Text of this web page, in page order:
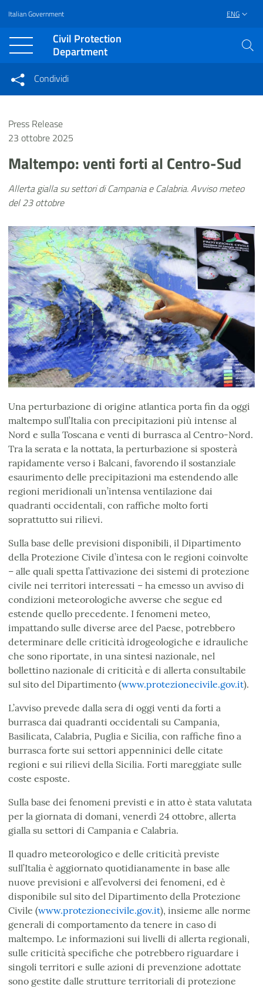
Vai al contenuto principale
Raggiungi il piè di pagina
Italian Government ENG
Civil Protection
Department
Condividi su Facebook
Condividi
Condividi sui social network
Press Release
23 ottobre 2025
Maltempo: venti forti al Centro-Sud
Allerta gialla su settori di Campania e Calabria. Avviso meteo
del 23 ottobre
Una perturbazione di origine atlantica porta fin da oggi
maltempo sull’Italia con precipitazioni più intense al
Nord e sulla Toscana e venti di burrasca al Centro-Nord.
Tra la serata e la nottata, la perturbazione si sposterà
rapidamente verso i Balcani, favorendo il sostanziale
esaurimento delle precipitazioni ma estendendo alle
regioni meridionali un’intensa ventilazione dai
quadranti occidentali, con raffiche molto forti
soprattutto sui rilievi.
Sulla base delle previsioni disponibili, il Dipartimento
della Protezione Civile d’intesa con le regioni coinvolte
– alle quali spetta l’attivazione dei sistemi di protezione
civile nei territori interessati – ha emesso un avviso di
condizioni meteorologiche avverse che segue ed
estende quello precedente. I fenomeni meteo,
impattando sulle diverse aree del Paese, potrebbero
determinare delle criticità idrogeologiche e idrauliche
che sono riportate, in una sintesi nazionale, nel
bollettino nazionale di criticità e di allerta consultabile
sul sito del Dipartimento (www.protezionecivile.gov.it).
L’avviso prevede dalla sera di oggi venti da forti a
burrasca dai quadranti occidentali su Campania,
Basilicata, Calabria, Puglia e Sicilia, con raffiche fino a
burrasca forte sui settori appenninici delle citate
regioni e sui rilievi della Sicilia. Forti mareggiate sulle
coste esposte.
Sulla base dei fenomeni previsti e in atto è stata valutata
per la giornata di domani, venerdì 24 ottobre, allerta
gialla su settori di Campania e Calabria.
Il quadro meteorologico e delle criticità previste
sull’Italia è aggiornato quotidianamente in base alle
nuove previsioni e all’evolversi dei fenomeni, ed è
disponibile sul sito del Dipartimento della Protezione
Civile (www.protezionecivile.gov.it), insieme alle norme
generali di comportamento da tenere in caso di
maltempo. Le informazioni sui livelli di allerta regionali,
sulle criticità specifiche che potrebbero riguardare i
singoli territori e sulle azioni di prevenzione adottate
sono gestite dalle strutture territoriali di protezione